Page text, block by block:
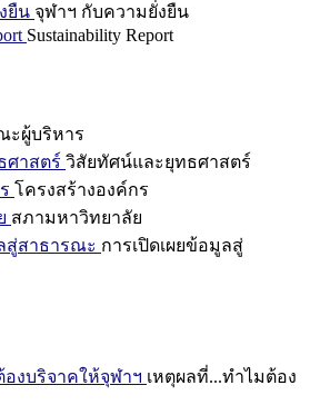
ยืน จุฬาฯ กับความยั่งยืน
Sustainability Report
ะผู้บริหาร
ศาสตร์ วิสัยทัศน์และยุทธศาสตร์
โครงสร้างองค์กร
สภามหาวิทยาลัย
สู่สาธารณะ การเปิดเผยข้อมูลสู่
องบริจาคให้จุฬาฯ เหตุผลที่...ทำไมต้อง